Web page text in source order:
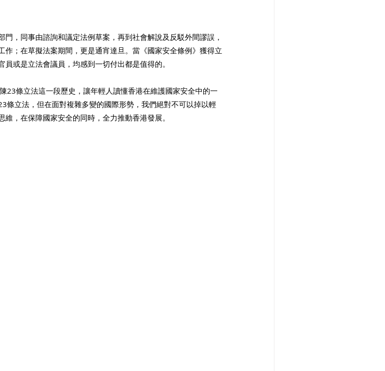
，同事由諮詢和議定法例草案，再到社會解說及反駁外間謬誤，
作；在草擬法案期間，更是通宵達旦。當《國家安全條例》獲得立
或是立法會議員，均感到一切付出都是值得的。
23條立法這一段歷史，讓年輕人讀懂香港在維護國家安全中的一
條立法，但在面對複雜多變的國際形勢，我們絕對不可以掉以輕
，在保障國家安全的同時，全力推動香港發展。